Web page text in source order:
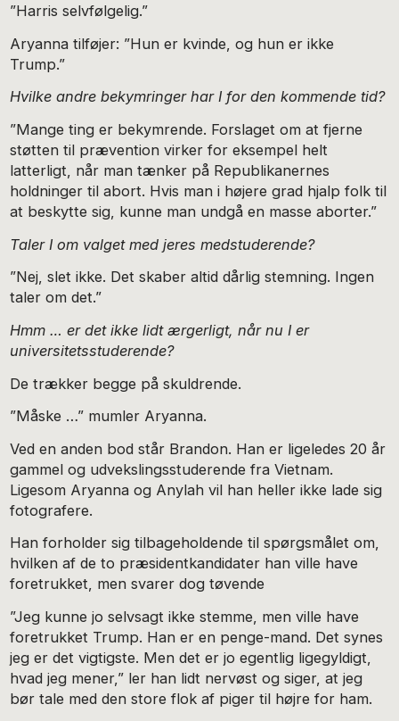
”Harris selvfølgelig.”
Aryanna tilføjer: ”Hun er kvinde, og hun er ikke
Trump.”
Hvilke andre bekymringer har I for den kommende tid?
”Mange ting er bekymrende. Forslaget om at fjerne
støtten til prævention virker for eksempel helt
latterligt, når man tænker på Republikanernes
holdninger til abort. Hvis man i højere grad hjalp folk til
at beskytte sig, kunne man undgå en masse aborter.”
Taler I om valget med jeres medstuderende?
”Nej, slet ikke. Det skaber altid dårlig stemning. Ingen
taler om det.”
Hmm … er det ikke lidt ærgerligt, når nu I er
universitetsstuderende?
De trækker begge på skuldrende.
”Måske …” mumler Aryanna.
Ved en anden bod står Brandon. Han er ligeledes 20 år
gammel og udvekslingsstuderende fra Vietnam.
Ligesom Aryanna og Anylah vil han heller ikke lade sig
fotografere.
Han forholder sig tilbageholdende til spørgsmålet om,
hvilken af de to præsidentkandidater han ville have
foretrukket, men svarer dog tøvende
”Jeg kunne jo selvsagt ikke stemme, men ville have
foretrukket Trump. Han er en penge-mand. Det synes
jeg er det vigtigste. Men det er jo egentlig ligegyldigt,
hvad jeg mener,” ler han lidt nervøst og siger, at jeg
bør tale med den store flok af piger til højre for ham.